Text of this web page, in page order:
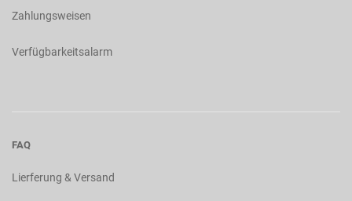
Zahlungsweisen
Verfügbarkeitsalarm
FAQ
Lierferung & Versand